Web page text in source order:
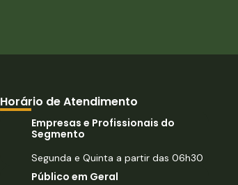
Horário de Atendimento
Empresas e Profissionais do
Segmento
Segunda e Quinta a partir das 06h30
Público em Geral